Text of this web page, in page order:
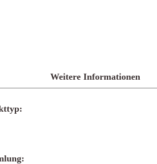
Weitere Informationen